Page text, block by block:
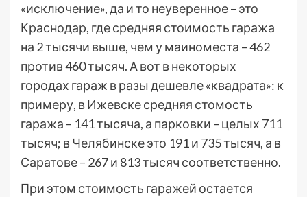
«исключение», да и то неуверенное – это
Краснодар, где средняя стоимость гаража
на 2 тысячи выше, чем у маиноместа – 462
против 460 тысяч. А вот в некоторых
городах гараж в разы дешевле «квадрата»: к
примеру, в Ижевске средняя стомость
гаража – 141 тысяча, а парковки – целых 711
тысяч; в Челябинске это 191 и 735 тысяч, а в
Саратове – 267 и 813 тысяч соответственно.
При этом стоимость гаражей остается